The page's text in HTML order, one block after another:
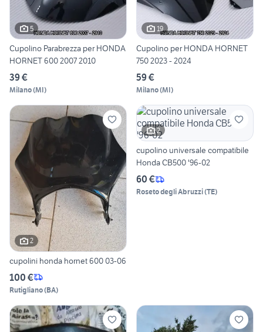
5
Cupolino Parabrezza per HONDA
HORNET 600 2007 2010
39 €
Milano(MI)
19
Cupolino per HONDA HORNET
750 2023 - 2024
59 €
Milano(MI)
2
cupolini honda hornet 600 03-06
100 €
Rutigliano(BA)
2
cupolino universale compatibile
Honda CB500 '96-02
60 €
Roseto degli Abruzzi(TE)